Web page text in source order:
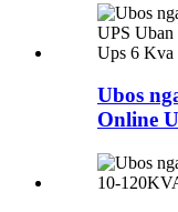
Ubos
Online